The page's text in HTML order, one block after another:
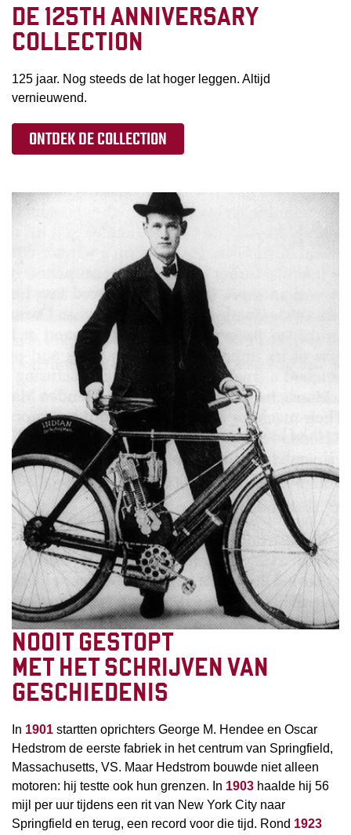
DE 125TH ANNIVERSARY
COLLECTION
125 jaar. Nog steeds de lat hoger leggen. Altijd
vernieuwend.
ONTDEK DE COLLECTION
NOOIT GESTOPT
MET HET SCHRIJVEN VAN
GESCHIEDENIS
In 1901 startten oprichters George M. Hendee en Oscar
Hedstrom de eerste fabriek in het centrum van Springfield,
Massachusetts, VS. Maar Hedstrom bouwde niet alleen
motoren: hij testte ook hun grenzen. In 1903 haalde hij 56
mijl per uur tijdens een rit van New York City naar
Springfield en terug, een record voor die tijd. Rond 1923